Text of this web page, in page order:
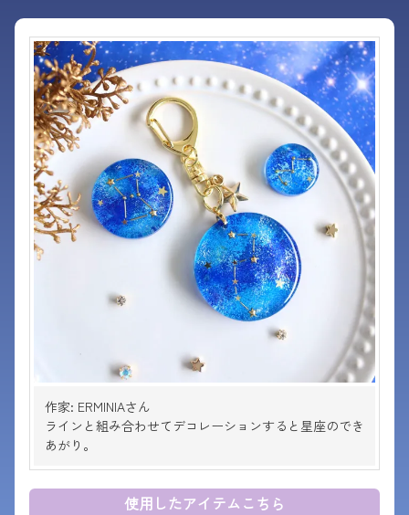
作家: ERMINIAさん
ラインと組み合わせてデコレーションすると星座のでき
あがり。
使用したアイテムこちら